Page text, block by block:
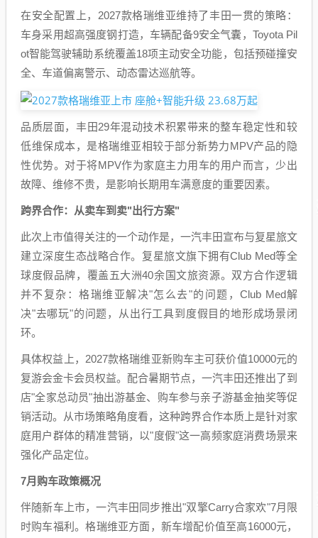
在安全配置上，2027款格瑞维亚维持了丰田一贯的策略：
车身采用超高强度钢打造，车辆配备9安全气囊，Toyota Pil
ot智能驾驶辅助系统覆盖18项主动安全功能，包括预碰撞安
全、车道偏离警示、动态雷达巡航等。
品质层面，丰田29年混动技术积累带来的整车稳定性和较
低维保成本，是格瑞维亚相较于部分新势力MPV产品的隐
性优势。对于将MPV作为家庭主力用车的用户而言，少出
故障、维修不贵，是影响长期用车满意度的重要因素。
跨界合作：从卖车到卖"出行方案"
此次上市值得关注的一个动作是，一汽丰田宣布与复星旅文
建立深度生态战略合作。复星旅文旗下拥有Club Med等全
球度假品牌，覆盖五大洲40余国文旅资源。双方合作逻辑
并不复杂：格瑞维亚解决"怎么去"的问题，Club Med解
决"去哪玩"的问题，从出行工具到度假目的地形成场景闭
环。
具体权益上，2027款格瑞维亚新购车主可获价值10000元的
复游会金卡会员权益。配合暑期节点，一汽丰田还推出了到
店"全家总动员"抽出游基金、购车参与亲子游基金抽奖等促
销活动。从市场策略角度看，这种跨界合作本质上是针对家
庭用户群体的精准营销，以"度假"这一高频家庭消费场景来
强化产品定位。
7月购车政策概况
伴随新车上市，一汽丰田同步推出"双擎Carry合家欢"7月限
时购车福利。格瑞维亚方面，新车增配价值至高16000元，